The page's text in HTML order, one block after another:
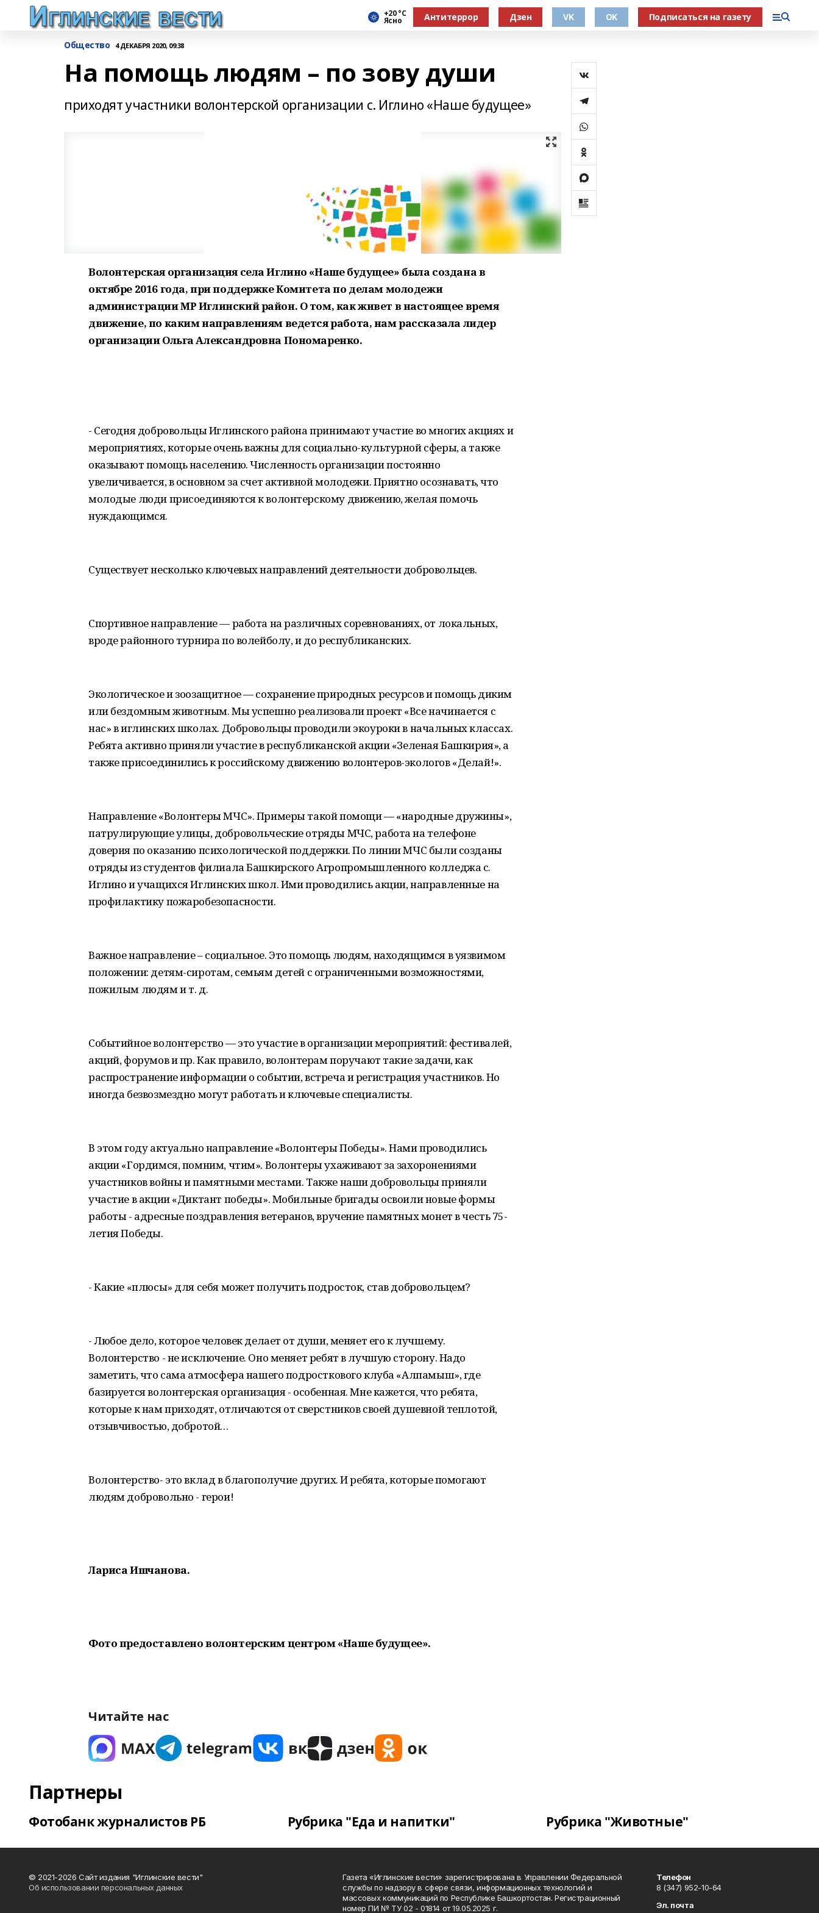
+20 °С
Ясно Антитеррор Дзен VK OK Подписаться на газету
Общество 4 ДЕКАБРЯ 2020, 09:38
На помощь людям – по зову души
приходят участники волонтерской организации с. Иглино «Наше будущее»
Волонтерская организация села Иглино «Наше будущее» была создана в
октябре 2016 года, при поддержке Комитетапо делам молодежи
администрации МР Иглинский район. О том, как живет в настоящее время
движение, по каким направлениям ведется работа, нам рассказала лидер
организации Ольга Александровна Пономаренко.
- Сегодня добровольцы Иглинского района принимают участие во многих акциях и
мероприятиях, которые очень важны для социально-культурной сферы, а также
оказывают помощь населению. Численность организации постоянно
увеличивается, в основном за счет активной молодежи. Приятно осознавать, что
молодые люди присоединяются к волонтерскому движению, желая помочь
нуждающимся.
Существует несколько ключевых направлений деятельности добровольцев.
Спортивное направление — работа на различных соревнованиях, от локальных,
вроде районного турнира по волейболу, и до республиканских.
Экологическое и зоозащитное — сохранение природных ресурсов и помощь диким
или бездомным животным. Мы успешно реализовали проект «Все начинается с
нас» в иглинских школах. Добровольцы проводили экоуроки в начальных классах.
Ребята активно приняли участие в республиканской акции «Зеленая Башкирия», а
также присоединились к российскому движению волонтеров-экологов «Делай!».
Направление «Волонтеры МЧС». Примеры такой помощи — «народные дружины»,
патрулирующие улицы, добровольческие отряды МЧС, работа на телефоне
доверия по оказанию психологической поддержки. По линии МЧС были созданы
отряды из студентов филиала Башкирского Агропромышленного колледжа с.
Иглино и учащихся Иглинских школ. Ими проводились акции, направленные на
профилактику пожаробезопасности.
Важное направление – социальное. Это помощь людям, находящимся в уязвимом
положении: детям-сиротам, семьям детей с ограниченными возможностями,
пожилым людям и т. д.
Событийное волонтерство — это участие в организации мероприятий: фестивалей,
акций, форумов и пр. Как правило, волонтерам поручают такие задачи, как
распространение информации о событии, встреча и регистрация участников. Но
иногда безвозмездно могут работать и ключевые специалисты.
В этом году актуально направление «Волонтеры Победы». Нами проводились
акции «Гордимся, помним, чтим». Волонтеры ухаживают за захоронениями
участников войны и памятными местами. Также наши добровольцы приняли
участие в акции «Диктант победы». Мобильные бригады освоили новые формы
работы - адресные поздравления ветеранов, вручение памятных монет в честь 75-
летия Победы.
- Какие «плюсы» для себя может получить подросток, став добровольцем?
- Любое дело, которое человек делает от души, меняет его к лучшему.
Волонтерство - не исключение. Оно меняет ребят в лучшую сторону. Надо
заметить, что сама атмосфера нашего подросткового клуба «Алпамыш», где
базируется волонтерская организация - особенная. Мне кажется, что ребята,
которые к нам приходят, отличаются от сверстников своей душевной теплотой,
отзывчивостью, добротой…
Волонтерство- это вклад в благополучие других. И ребята, которые помогают
людям добровольно - герои!
Лариса Ишчанова.
Фото предоставленоволонтерским центром «Наше будущее».
Читайте нас
Партнеры
Фотобанк журналистов РБ Рубрика "Еда и напитки" Рубрика "Животные"
© 2021-2026 Сайт издания "Иглинские вести"
Об использовании персональных данных
Газета «Иглинские вести» зарегистрирована в Управлении Федеральной
службы по надзору в сфере связи, информационных технологий и
массовых коммуникаций по Республике Башкортостан. Регистрационный
номер ПИ № ТУ 02 - 01814 от 19.05.2025 г.
Телефон
8 (347) 952-10-64
Эл. почта